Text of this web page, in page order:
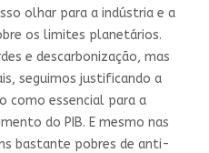
olhar para a indústria e a
os limites planetários.
e descarbonização, mas
seguimos justificando a
como essencial para a
do PIB. E mesmo nas
bastante pobres de anti-